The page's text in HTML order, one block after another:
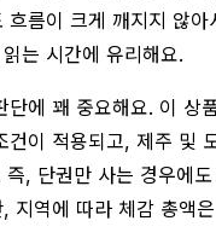
흐름이 크게 깨지지 않아
는 시간에 유리해요.
단에 꽤 중요해요. 이 상
건이 적용되고, 제주 및
, 단권만 사는 경우에
지역에 따라 체감 총액